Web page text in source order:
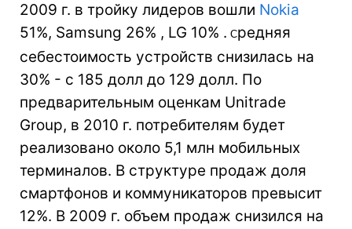
2009 г. в тройку лидеров вошли Nokia
51%, Samsung 26% , LG 10% . Средняя
себестоимость устройств снизилась на
30% - с 185 долл до 129 долл. По
предварительным оценкам Unitrade
Group, в 2010 г. потребителям будет
реализовано около 5,1 млн мобильных
терминалов. В структуре продаж доля
смартфонов и коммуникаторов превысит
12%. В 2009 г. объем продаж снизился на